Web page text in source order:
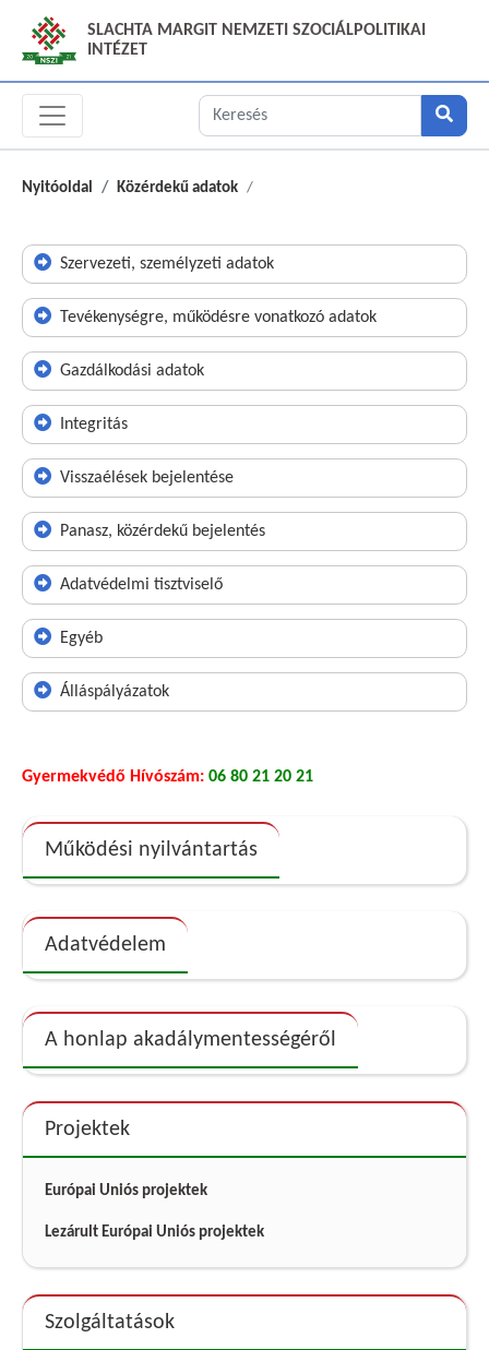
SLACHTA MARGIT NEMZETI SZOCIÁLPOLITIKAI
INTÉZET
Nyitóoldal Közérdekű adatok
Szervezeti, személyzeti adatok
Tevékenységre, működésre vonatkozó adatok
Gazdálkodási adatok
Integritás
Visszaélések bejelentése
Panasz, közérdekű bejelentés
Adatvédelmi tisztviselő
Egyéb
Álláspályázatok
Gyermekvédő Hívószám: 06 80 21 20 21
Működési nyilvántartás
Adatvédelem
A honlap akadálymentességéről
Projektek
Európai Uniós projektek
Lezárult Európai Uniós projektek
Szolgáltatások